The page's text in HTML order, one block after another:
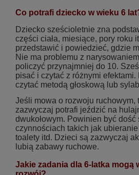
Co potrafi dziecko w wieku 6
Dziecko sześcioletnie zna
części ciała, miesiące, pory roku
przedstawić i powiedzieć, gdzie
Nie ma problemu z
policzyć przynajmniej do 10.
pisać i czytać z różnymi efektami.
czytać metodą głoskową lub
Jeśli mowa o rozwoju ruchowym,
zazwyczaj potrafi jeździć na
dwukołowym. Powinien być
czynnościach takich jak
toalety itd. Dzieci są zazwyczaj
lubią zabawy ruchowe.
Jakie zadania dla 6-latka mogą